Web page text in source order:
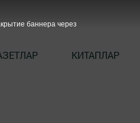
КИТАПЛАР
баннера через